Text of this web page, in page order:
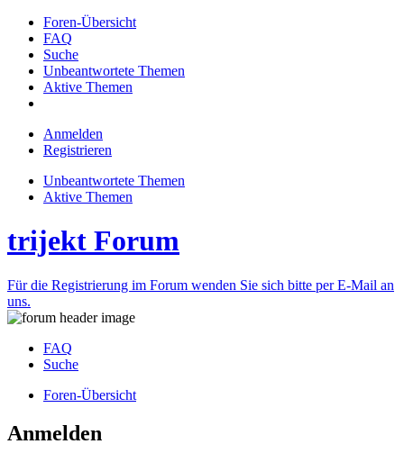
Foren-Übersicht
FAQ
Suche
Unbeantwortete Themen
Aktive Themen
Anmelden
Registrieren
Unbeantwortete Themen
Aktive Themen
trijekt Forum
Für die Registrierung im Forum wenden Sie sich bitte per E-Mail an
uns.
FAQ
Suche
Foren-Übersicht
Anmelden